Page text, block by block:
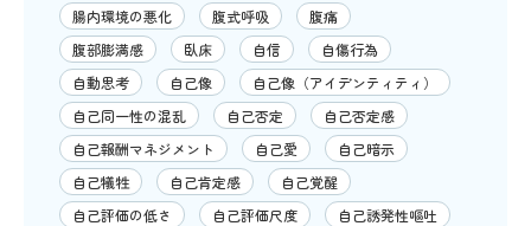
腸内環境の悪化
腹式呼吸
腹痛
腹部膨満感
臥床 自信
自傷行為
自動思考
自己像
自己像（アイデンティティ）
自己同一性の混乱
自己否定
自己否定感
自己報酬マネジメント
自己愛
自己暗示
自己犠牲
自己肯定感
自己覚醒
自己評価の低さ
自己評価尺度
自己誘発性嘔吐